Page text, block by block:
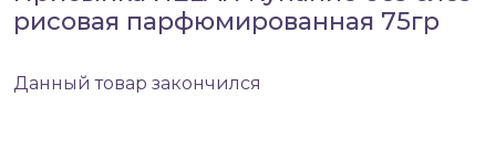
рисовая парфюмированная 75гр
Данный товар закончился